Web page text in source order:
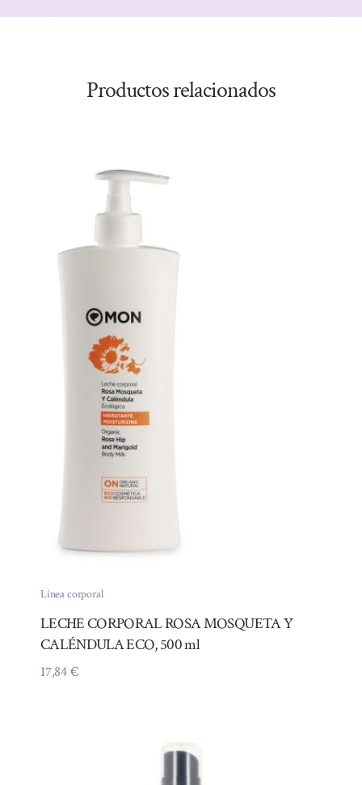
Productos relacionados
Línea corporal
LECHE CORPORAL ROSA MOSQUETA Y
CALÉNDULA ECO, 500 ml
17,84€